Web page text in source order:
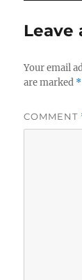
Leave
Your email
are marked *
COMMENT